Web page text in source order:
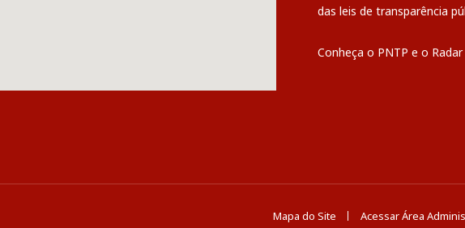
das leis de transparência
Conheça o PNTP e o
Mapa do Site Acessar Área